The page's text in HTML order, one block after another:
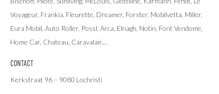
Voyageur, Frankia, Fleurette, Dreamer, Forster, Mobilvetta, Miller,
Eura Mobil, Auto Roller, Possl, Arca, Elnagh, Notin, Font Vendome,
Home Car, Chateau, Caravalair,…
CONTACT
Kerkstraat 96 – 9080 Lochristi